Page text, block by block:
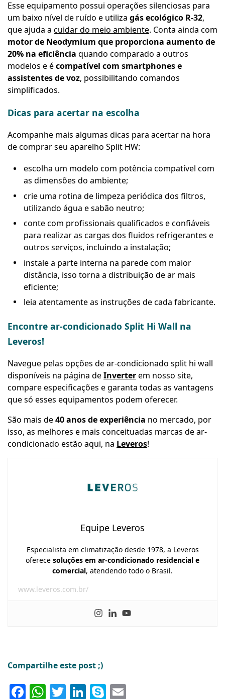
Esse equipamento possui operações silenciosas para
um baixo nível de ruído e utiliza gás ecológico R-32,
que ajuda a cuidar do meio ambiente. Conta ainda com
motor de Neodymium que proporciona aumento de
20% na eficiência quando comparado a outros
modelos e écompatível com smartphones e
assistentes de voz, possibilitando comandos
simplificados.
Dicas para acertar na escolha
Acompanhe mais algumas dicas para acertar na hora
de comprar seu aparelho Split HW:
escolha um modelo com potência compatível com
as dimensões do ambiente;
crie uma rotina de limpeza periódica dos filtros,
utilizando água e sabão neutro;
conte com profissionais qualificados e confiáveis
para realizar as cargas dos fluidos refrigerantes e
outros serviços, incluindo a instalação;
instale a parte interna na parede com maior
distância, isso torna a distribuição de ar mais
eficiente;
leia atentamente as instruções de cada fabricante.
Encontre ar-condicionado Split Hi Wall na
Leveros!
Navegue pelas opções de ar-condicionado split hi wall
disponíveis na página deInverterem nosso site,
compare especificações e garanta todas as vantagens
que só esses equipamentos podem oferecer.
São mais de40 anos de experiência no mercado, por
isso, as melhores e mais conceituadas marcas de ar-
condicionado estão aqui, na Leveros!
Equipe Leveros
Especialista em climatização desde 1978, a Leveros
oferece soluções em ar-condicionado residencial e
comercial, atendendo todo o Brasil.
www.leveros.com.br/
Compartilhe este post ;)
Facebook
WhatsApp
Twitter
LinkedIn
Skype